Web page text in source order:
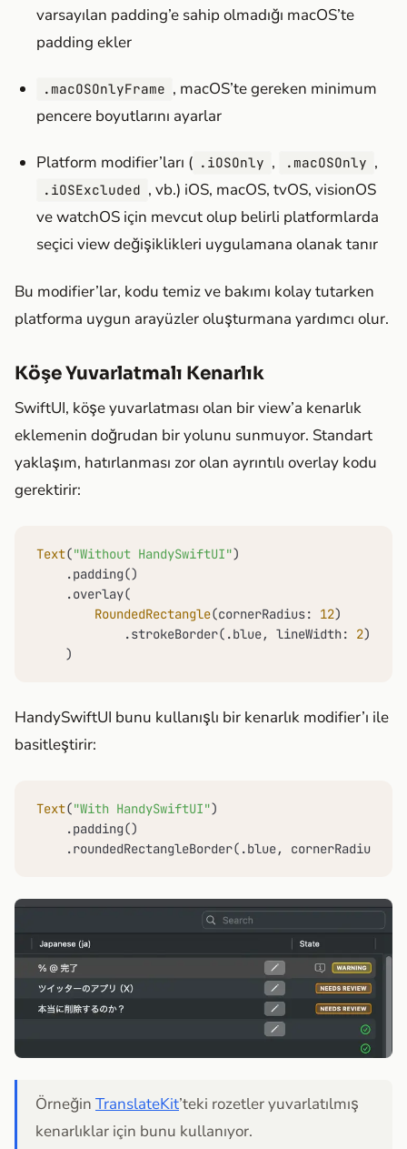
varsayılan padding’e sahip olmadığı macOS’te
padding ekler
.macOSOnlyFrame , macOS’te gereken minimum
pencere boyutlarını ayarlar
Platform modifier’ları ( .iOSOnly , .macOSOnly ,
.iOSExcluded , vb.) iOS, macOS, tvOS, visionOS
ve watchOS için mevcut olup belirli platformlarda
seçici view değişiklikleri uygulamana olanak tanır
Bu modifier’lar, kodu temiz ve bakımı kolay tutarken
platforma uygun arayüzler oluşturmana yardımcı olur.
Köşe Yuvarlatmalı Kenarlık
SwiftUI, köşe yuvarlatması olan bir view’a kenarlık
eklemenin doğrudan bir yolunu sunmuyor. Standart
yaklaşım, hatırlanması zor olan ayrıntılı overlay kodu
gerektirir:
Text("Without HandySwiftUI")
    .padding()
    .overlay(
RoundedRectangle(cornerRadius: 12)
            .strokeBorder(.blue, lineWidth:
2)
    )
HandySwiftUI bunu kullanışlı bir kenarlık modifier’ı ile
basitleştirir:
Text("With HandySwiftUI")
    .padding()
    .roundedRectangleBorder(.blue, cornerRadius:
Örneğin TranslateKit’teki rozetler yuvarlatılmış
kenarlıklar için bunu kullanıyor.